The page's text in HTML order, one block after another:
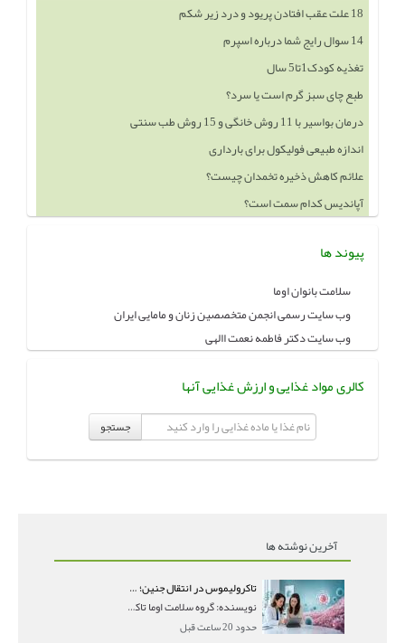
18 علت عقب افتادن پریود و درد زیر شکم
14 سوال رایج شما درباره اسپرم
تغذیه کودک1تا5 سال
طبع چای سبز گرم است یا سرد؟
درمان بواسیر با 11 روش خانگی و 15 روش طب سنتی
اندازه طبیعی فولیکول برای بارداری
علائم کاهش ذخیره تخمدان چیست؟
آپاندیس کدام سمت است؟
پیوند ها
سلامت بانوان اوما
وب سایت رسمی انجمن متخصصین زنان و مامایی ایران
وب سایت دکتر فاطمه نعمت االهی
کالری مواد غذایی و ارزش غذایی آنها
جستجو
آخرین نوشته ها
تاکرولیموس در انتقال جنین؛ آیا شانس لانه‌گزینی را افزایش می‌دهد؟
نویسنده: گروه سلامت اوما تاکرولیموس در انتقال جنین
حدود 20 ساعت قبل